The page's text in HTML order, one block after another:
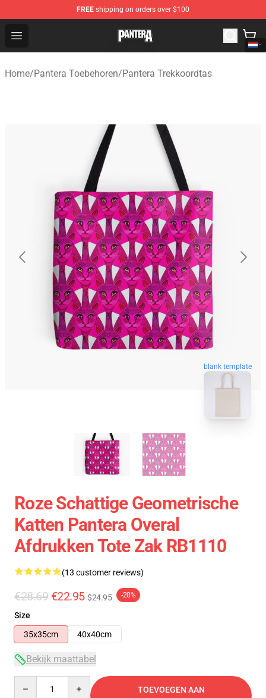
FREE shipping on orders over $100
Open menu
Pantera Store - Official Pantera Merchandise Shop
Home/Pantera Toebehoren/Pantera Trekkoordtas
blank template
Roze Schattige Geometrische
Katten Pantera Overal
Afdrukken Tote Zak RB1110
(13 customer reviews)
€28.69 €22.95 $24.95 -20%
Size
35x35cm
40x40cm
Bekijk maattabel
TOEVOEGEN AAN